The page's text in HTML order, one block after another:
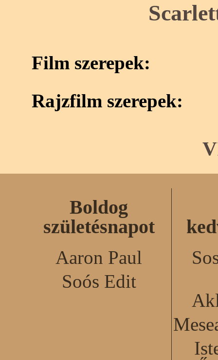
Film szerepek:
Rajzfilm szerepek:
Boldog
születésnapot
Aaron Paul
Soós Edit